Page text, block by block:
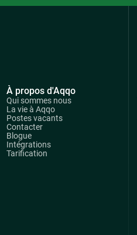
À propos d'Aqqo
Qui sommes nous
La vie à Aqqo
Postes vacants
Contacter
Blogue
Intégrations
Tarification